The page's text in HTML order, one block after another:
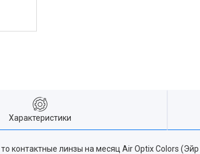
Характеристики
контактные линзы на месяц Air Optix Colors